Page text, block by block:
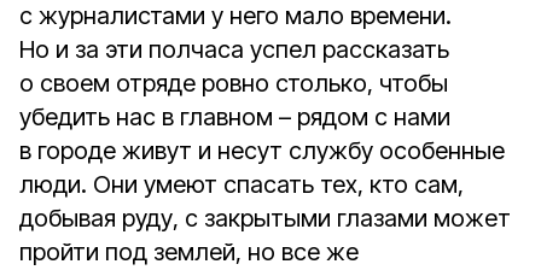
с журналистами у него мало времени.
Но и за эти полчаса успел рассказать
о своем отряде ровно столько, чтобы
убедить нас в главном – рядом с нами
в городе живут и несут службу особенные
люди. Они умеют спасать тех, кто сам,
добывая руду, с закрытыми глазами может
пройти под землей, но все же